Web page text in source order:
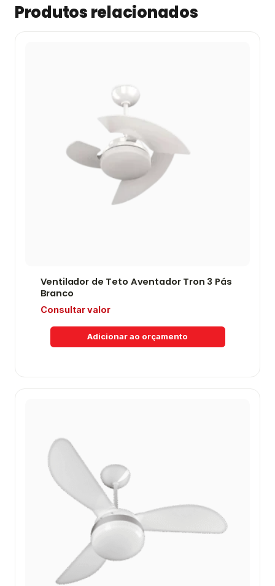
Produtos relacionados
Ventilador de Teto Aventador Tron 3 Pás
Branco
Consultar valor
Adicionar ao orçamento